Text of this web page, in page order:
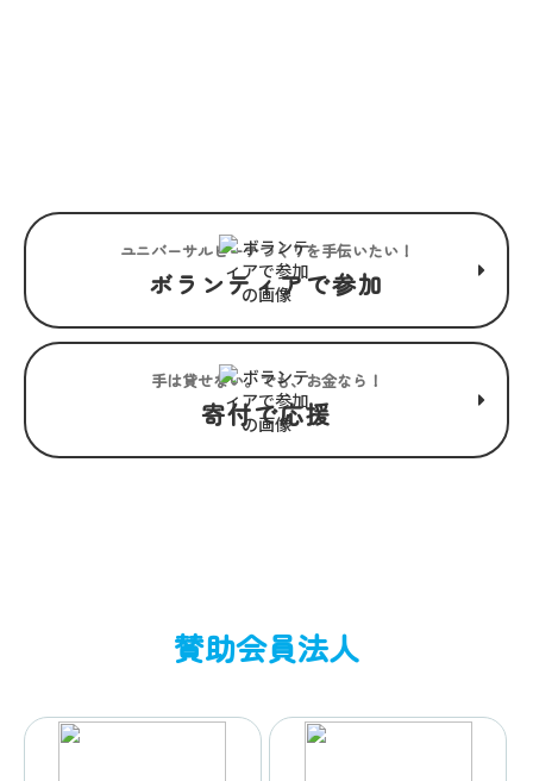
ユニバーサルビーチつくりを手伝いたい！
ボランティアで参加
手は貸せない。でも、お金なら！
寄付で応援
賛助会員法人